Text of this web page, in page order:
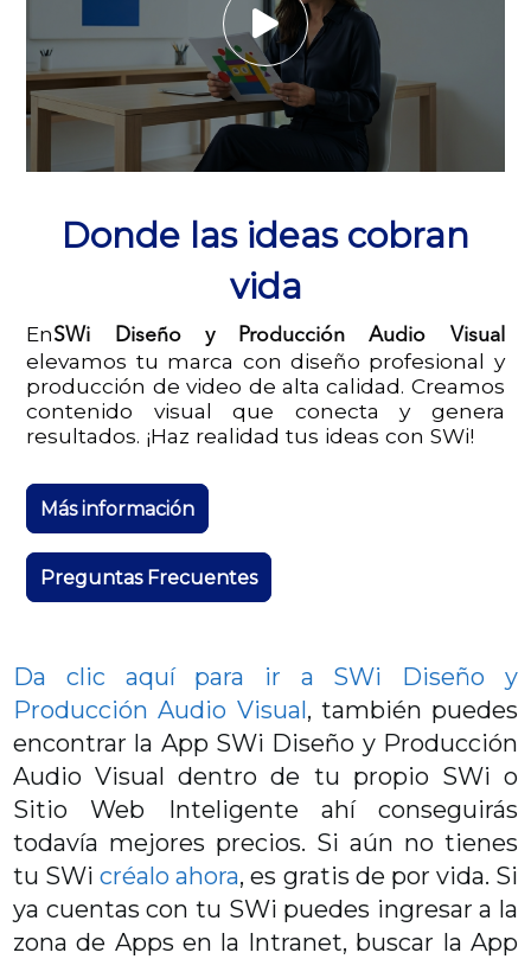
Donde las ideas cobran
vida
EnSWi Diseño y Producción Audio Visual
elevamos tu marca con diseño profesional y
producción de video de alta calidad. Creamos
contenido visual que conecta y genera
resultados. ¡Haz realidad tus ideas con SWi!
Más información
Preguntas Frecuentes
Da clic aquí para ir a SWi Diseño y
Producción Audio Visual, también puedes
encontrar la App SWi Diseño y Producción
Audio Visual dentro de tu propio SWi o
Sitio Web Inteligente ahí conseguirás
todavía mejores precios. Si aún no tienes
tu SWicréalo ahora, es gratis de por vida. Si
ya cuentas con tu SWi puedes ingresar a la
zona de Apps en la Intranet, buscar la App